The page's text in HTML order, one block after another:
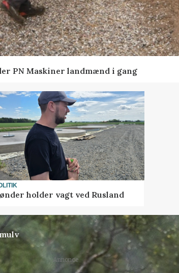
PN Maskiner landmænd i gang
holder vagt ved Rusland
Annonce